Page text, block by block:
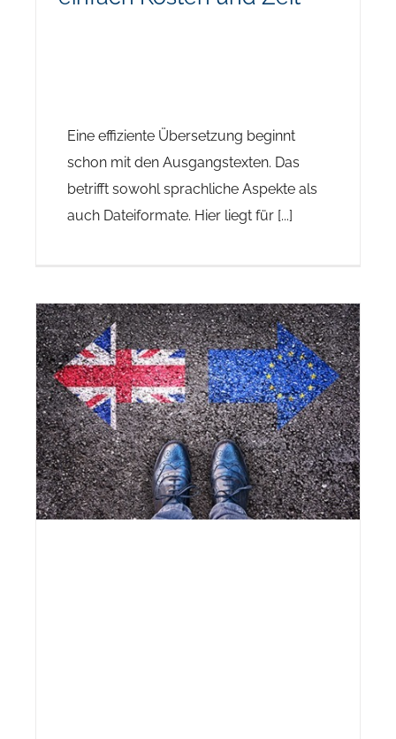
Eine effiziente Übersetzung beginnt
schon mit den Ausgangstexten. Das
betrifft sowohl sprachliche Aspekte als
auch Dateiformate. Hier liegt für [...]